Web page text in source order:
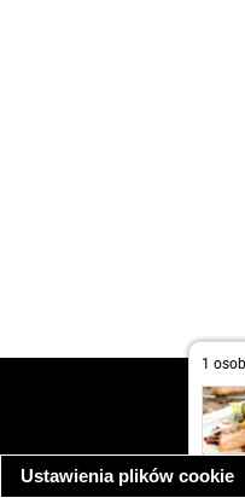
Ustawienia plików cookie
1
informacja o